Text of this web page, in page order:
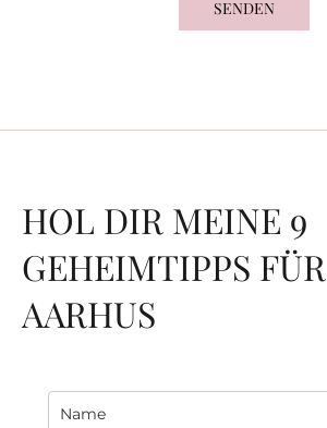
HOL DIR MEINE 9
GEHEIMTIPPS FÜR
AARHUS